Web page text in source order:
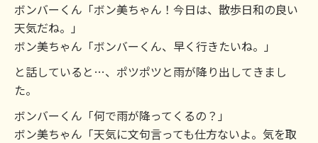
ボンバーくん「ボン美ちゃん！今日は、散歩日和の良い
天気だね。」
ボン美ちゃん「ボンバーくん、早く行きたいね。」
と話していると…、ポツポツと雨が降り出してきまし
た。
ボンバーくん「何で雨が降ってくるの？」
ボン美ちゃん「天気に文句言っても仕方ないよ。気を取